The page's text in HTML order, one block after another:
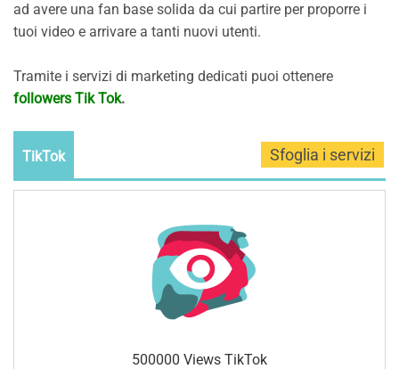
ad avere una fan base solida da cui partire per proporre i
tuoi video e arrivare a tanti nuovi utenti.
Tramite i servizi di marketing dedicati puoi ottenere
followers Tik Tok.
TikTok
500000 Views TikTok